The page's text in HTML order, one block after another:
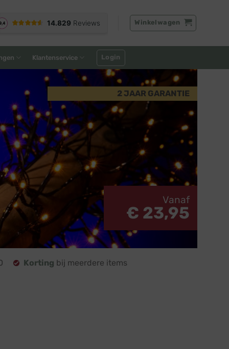
Winkelwagen
Klantenservice Login
2 JAAR GARANTIE
Vanaf
€ 23,95
Korting bij meerdere items